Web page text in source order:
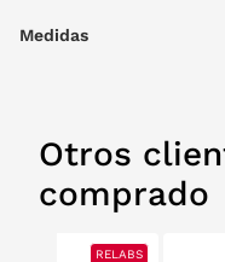
Medidas
Otros
comprado
RELABS
RELABS